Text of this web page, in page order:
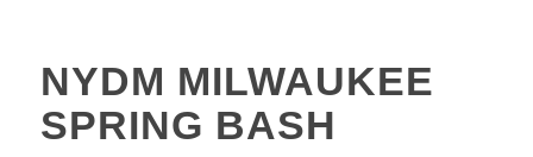
NYDM MILWAUKEE
SPRING BASH